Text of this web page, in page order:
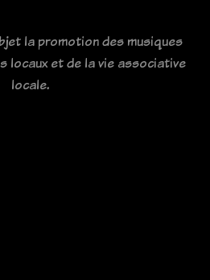
la promotion des musiques
locaux et de la vie associative
locale.